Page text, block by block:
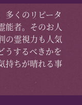
多くのリピータ
能者。そのお人
の霊視力も人気
うするべきかを
持ちが晴れる事